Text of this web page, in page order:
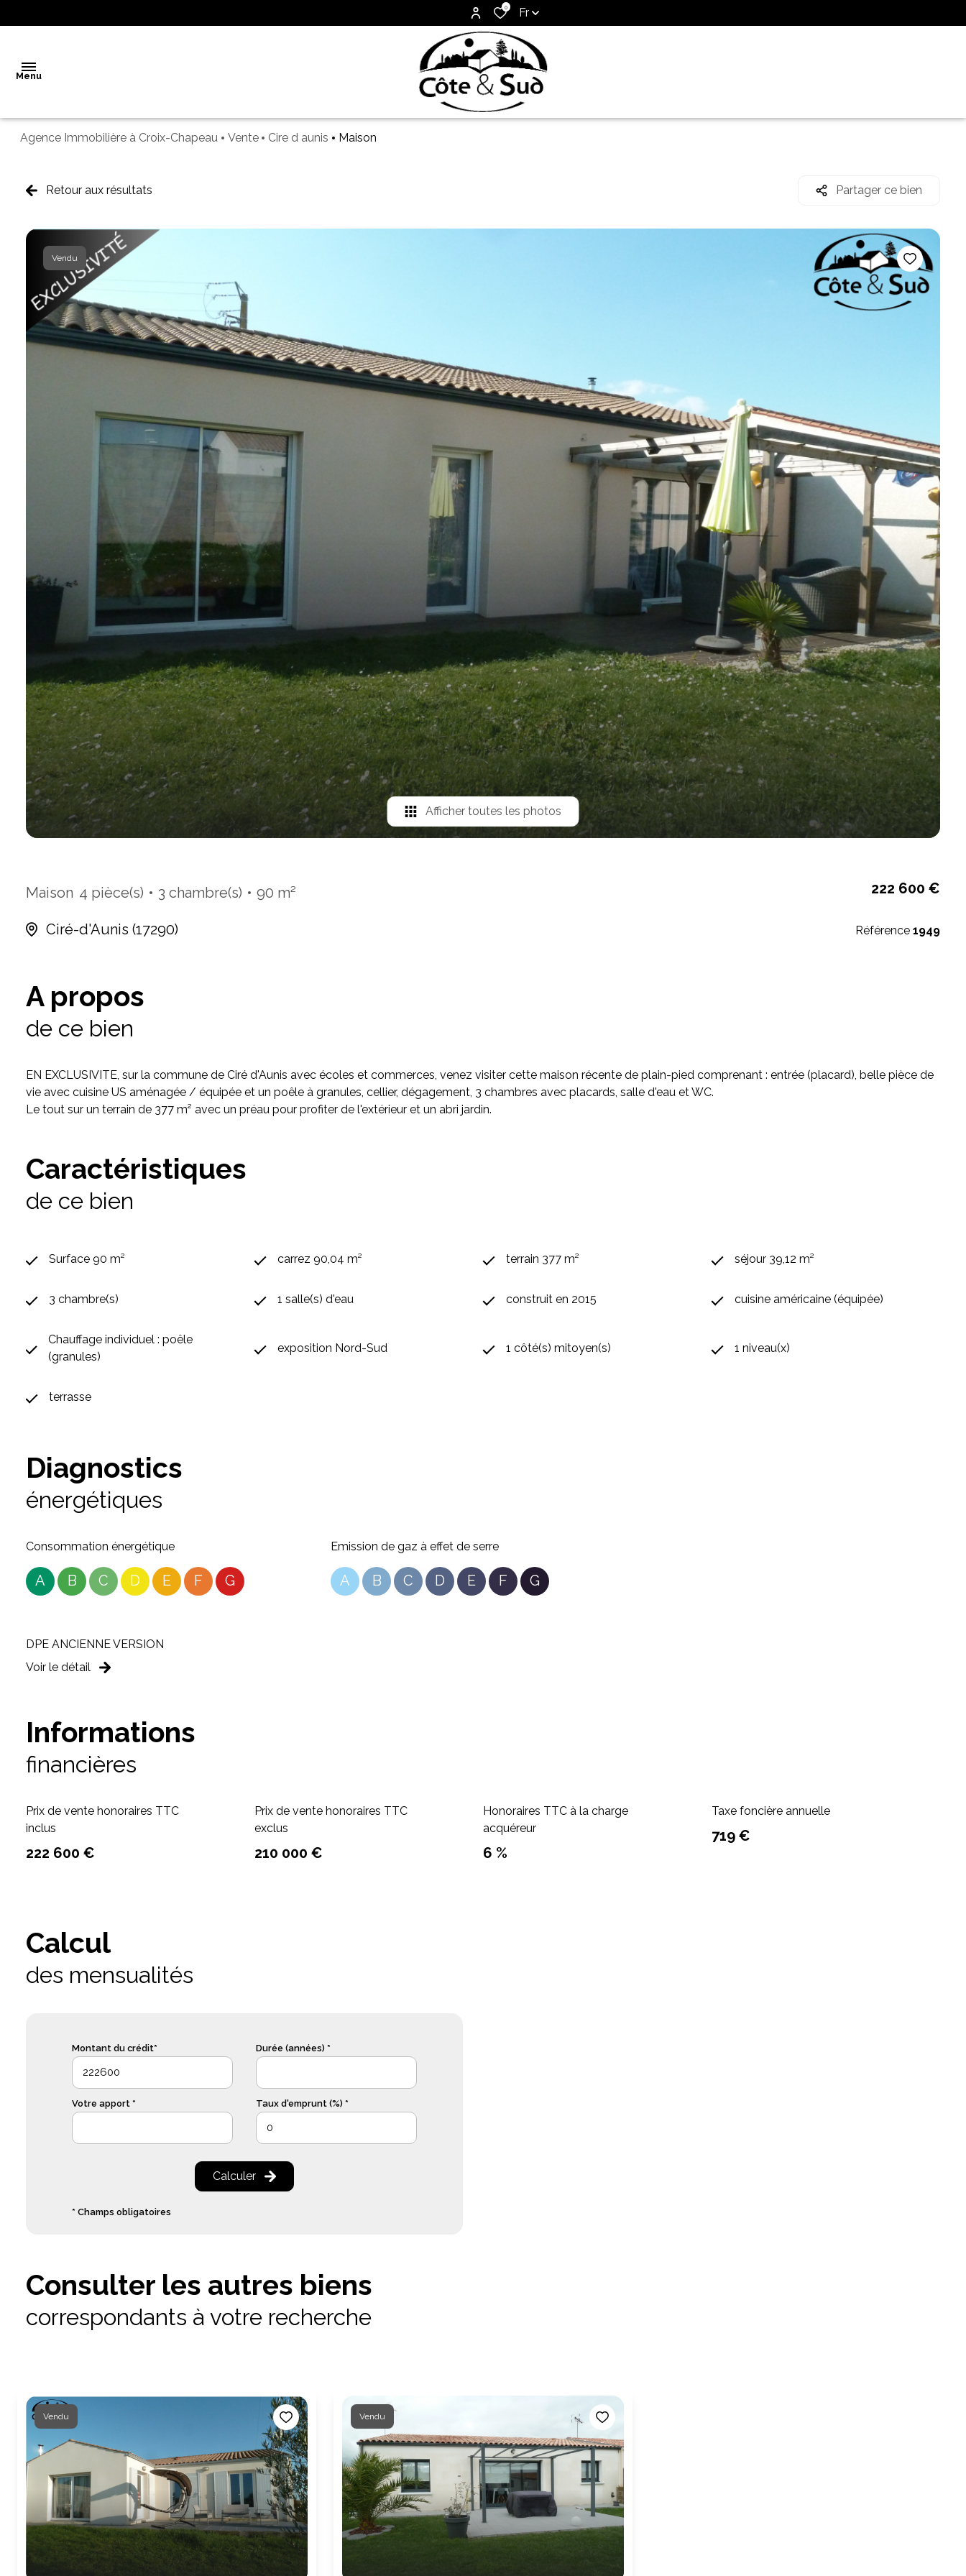
0 Fr
Menu
Vente
agence
Biens
vendus
Estimation
Contact
Agence Immobilière à Croix-Chapeau Vente Cire d aunis Maison
Retour aux résultats Partager ce bien
Vendu
Afficher toutes les photos
Maison 4 pièce(s) 3 chambre(s) 90 m²
Ciré-d'Aunis (17290)
222 600 €
Référence 1949
A propos
de ce bien
EN EXCLUSIVITE, sur la commune de Ciré d'Aunis avec écoles et commerces, venez visiter cette maison récente de plain-pied comprenant : entrée (placard), belle pièce de
vie avec cuisine US aménagée / équipée et un poêle à granules, cellier, dégagement, 3 chambres avec placards, salle d'eau et WC.
Le tout sur un terrain de 377 m² avec un préau pour profiter de l'extérieur et un abri jardin.
Caractéristiques
de ce bien
Surface 90 m² carrez 90,04 m² terrain 377 m² séjour 39,12 m²
3 chambre(s) 1 salle(s) d'eau construit en 2015 cuisine américaine (équipée)
Chauffage individuel : poêle
(granules)
exposition Nord-Sud 1 côté(s) mitoyen(s) 1 niveau(x)
terrasse
Diagnostics
énergétiques
Consommation énergétique
A B C D E F G
Emission de gaz à effet de serre
A B C D E F G
DPE ANCIENNE VERSION
Voir le détail
Informations
financières
Prix de vente honoraires TTC
inclus
222 600 €
Prix de vente honoraires TTC
exclus
210 000 €
Honoraires TTC à la charge
acquéreur
6 %
Taxe foncière annuelle
719 €
Calcul
des mensualités
Montant du crédit* Durée (années) *
Votre apport * Taux d'emprunt (%) *
Calculer
* Champs obligatoires
Consulter les autres biens
correspondants à votre recherche
Vendu Vendu